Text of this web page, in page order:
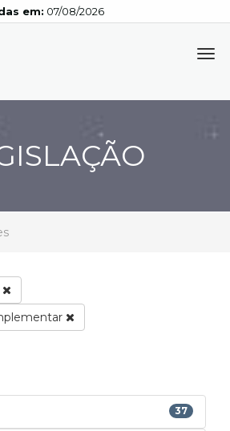
em: 07/08/2026
37